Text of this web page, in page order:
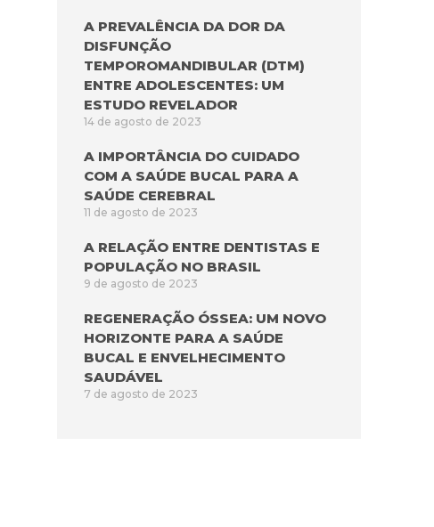
A PREVALÊNCIA DA DOR DA
DISFUNÇÃO
TEMPOROMANDIBULAR (DTM)
ENTRE ADOLESCENTES: UM
ESTUDO REVELADOR
14 de agosto de 2023
A IMPORTÂNCIA DO CUIDADO
COM A SAÚDE BUCAL PARA A
SAÚDE CEREBRAL
11 de agosto de 2023
A RELAÇÃO ENTRE DENTISTAS E
POPULAÇÃO NO BRASIL
9 de agosto de 2023
REGENERAÇÃO ÓSSEA: UM NOVO
HORIZONTE PARA A SAÚDE
BUCAL E ENVELHECIMENTO
SAUDÁVEL
7 de agosto de 2023